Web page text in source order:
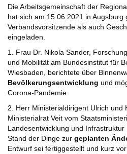
Die Arbeitsgemeinschaft der
hat sich am 15.06.2021 in Augsburg
Verbandsvorsitzende als auch
eingeladen.
1. Frau Dr. Nikola Sander,
und Mobilität am Bundesinstitut für
Wiesbaden, berichtete über
Bevölkerungsentwicklung und
Corona-Pandemie.
2. Herr Ministerialdirigent Ulrich und
Ministerialrat Veit vom
Landesentwicklung und
Stand der Dinge zur geplanten
Entwurf sei fertiggestellt und kurz